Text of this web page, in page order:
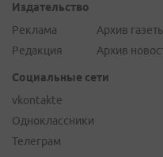
Издательство
Реклама
Редакция
Архив
Архив
Социальные сети
vkontakte
Одноклассники
Телеграм